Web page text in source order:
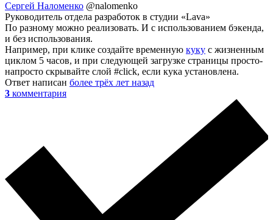
Сергей Наломенко @nalomenko
Руководитель отдела разработок в студии «Lava»
По разному можно реализовать. И с использованием бэкенда,
и без использования.
Например, при клике создайте временную куку с жизненным
циклом 5 часов, и при следующей загрузке страницы просто-
напросто скрывайте слой #click, если кука установлена.
Ответ написан более трёх лет назад
3 комментария